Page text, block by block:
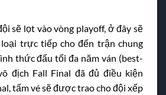
sẽ lọt vào vòng playoff, ở đây sẽ
trực tiếp cho đến trận chung
thức đấu tối đa năm ván (best-
địch Fall Final đã đủ điều kiện
tấm vé sẽ được trao cho đội xếp